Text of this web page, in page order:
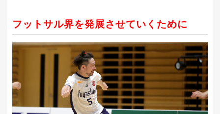
フットサル界を発展させていくために